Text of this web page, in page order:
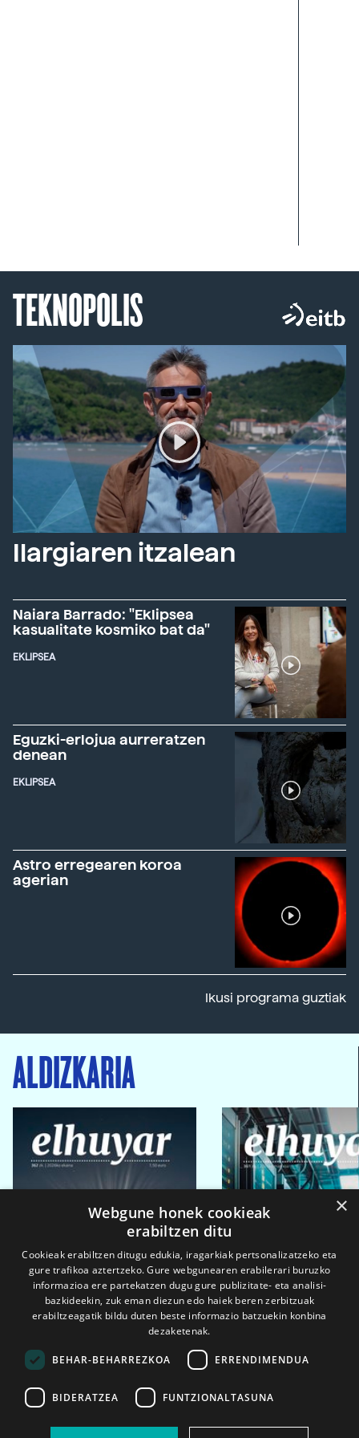
TEKNOPOLIS
Ilargiaren itzalean
Naiara Barrado: "Eklipsea
kasualitate kosmiko bat da"
EKLIPSEA
Eguzki-erlojua aurreratzen
denean
EKLIPSEA
Astro erregearen koroa
agerian
Ikusi programa guztiak
ALDIZKARIA
2026ko eka. 1a 2026ko mar. 1a
×
Webgune honek cookieak
erabiltzen ditu
Cookieak erabiltzen ditugu edukia, iragarkiak pertsonalizatzeko eta
gure trafikoa aztertzeko. Gure webgunearen erabilerari buruzko
informazioa ere partekatzen dugu gure publizitate- eta analisi-
bazkideekin, zuk eman diezun edo haiek beren zerbitzuak
erabiltzeagatik bildu duten beste informazio batzuekin konbina
dezaketenak.
BEHAR-BEHARREZKOA ERRENDIMENDUA
BIDERATZEA FUNTZIONALTASUNA